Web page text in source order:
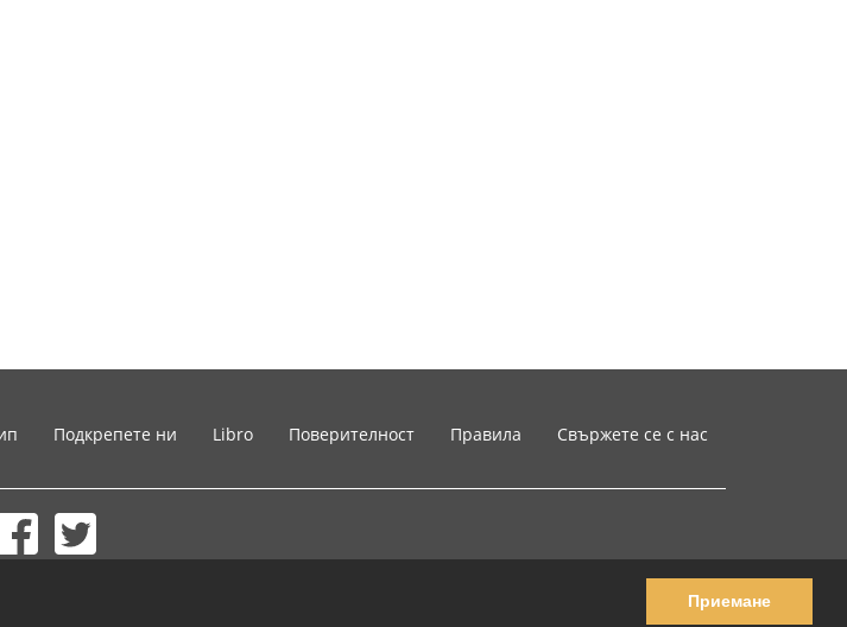
Приемане
Подкрепете ни Libro Поверителност Правила Свържете се с нас